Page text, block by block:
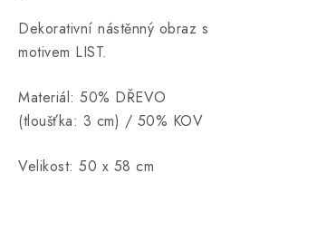
Dekorativní nástěnný obraz s
motivem LIST.
Materiál: 50% DŘEVO
(tloušťka: 3 cm) / 50% KOV
Velikost: 50 x 58 cm